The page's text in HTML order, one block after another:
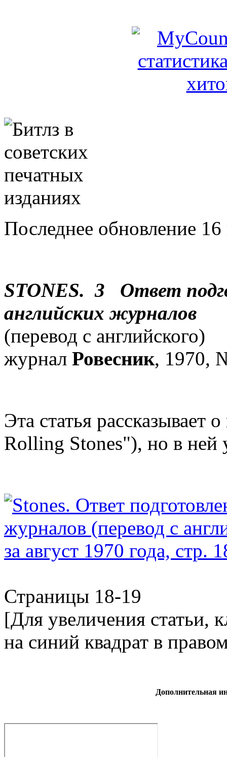
Последнее обновление
STONES. 3 Ответ
английских журналов
(перевод с английского)
журнал Ровесник, 1970,
Эта статья рассказывает
Rolling Stones"), но в ней
Страницы 18-19
[Для увеличения статьи,
на синий квадрат в
Дополнительная